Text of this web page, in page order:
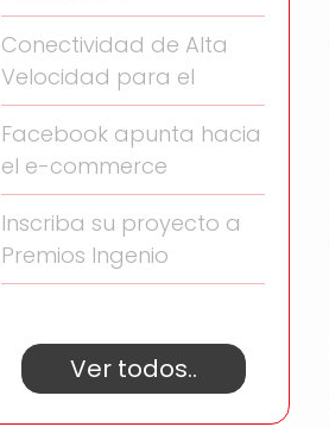
Conectividad de Alta
Velocidad para el
Facebook apunta hacia
el e-commerce
Inscriba su proyecto a
Premios Ingenio
Ver todos..